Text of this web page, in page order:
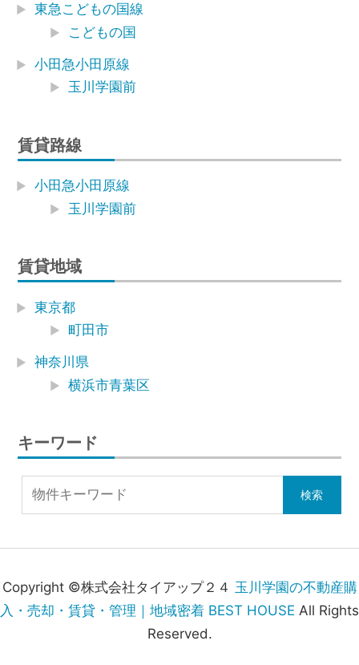
東急こどもの国線
こどもの国
小田急小田原線
玉川学園前
賃貸路線
小田急小田原線
玉川学園前
賃貸地域
東京都
町田市
神奈川県
横浜市青葉区
キーワード
Copyright ©株式会社タイアップ２４ 玉川学園の不動産購
入・売却・賃貸・管理｜地域密着 BEST HOUSE All Rights
Reserved.